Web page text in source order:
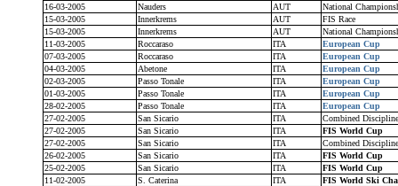
16-03-2005
Nauders AUT
National
15-03-2005
Innerkrems AUT
FIS Race
15-03-2005
Innerkrems AUT
National
11-03-2005
Roccaraso ITA
European Cup
07-03-2005
Roccaraso ITA
European Cup
04-03-2005
Abetone ITA
European Cup
02-03-2005
Passo Tonale ITA
European Cup
01-03-2005
Passo Tonale ITA
European Cup
28-02-2005
Passo Tonale ITA
European Cup
27-02-2005
San Sicario ITA
Combined
27-02-2005
San Sicario ITA
FIS World Cup
27-02-2005
San Sicario ITA
Combined
26-02-2005
San Sicario ITA
FIS World Cup
25-02-2005
San Sicario ITA
FIS World Cup
11-02-2005
S. Caterina ITA
FIS World Ski